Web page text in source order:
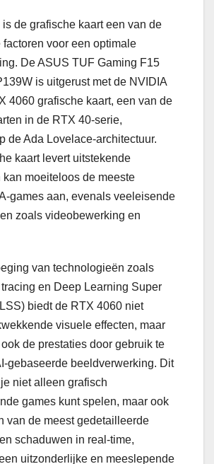
is de grafische kaart een van de
factoren voor een optimale
De ASUS TUF Gaming F15
is uitgerust met de NVIDIA
4060 grafische kaart, een van de
in de RTX 40-serie,
de Ada Lovelace-architectuur.
kaart levert uitstekende
kan moeiteloos de meeste
games aan, evenals veeleisende
zoals videobewerking en
van technologieën zoals
en Deep Learning Super
biedt de RTX 4060 niet
visuele effecten, maar
de prestaties door gebruik te
gebaseerde beeldverwerking. Dit
niet alleen grafisch
games kunt spelen, maar ook
van de meest gedetailleerde
schaduwen in real-time,
uitzonderlijke en meeslepende